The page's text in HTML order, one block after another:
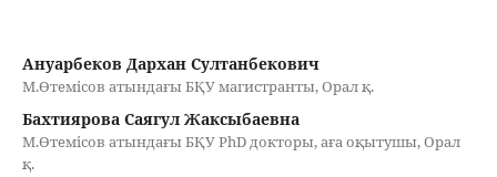
Ануарбеков Дархан Султанбекович
М.Өтемісов атындағы БҚУ магистранты, Орал қ.
Бахтиярова Саягул Жаксыбаевна
М.Өтемісов атындағы БҚУ PhD докторы, аға оқытушы, Орал
қ.